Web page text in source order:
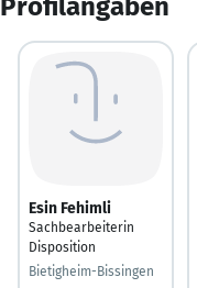
Esin Fehimli
Sachbearbeiterin
Disposition
Bietigheim-Bissingen